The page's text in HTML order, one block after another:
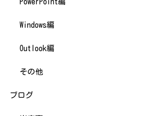
Windows編
Outlook編
その他
ブログ